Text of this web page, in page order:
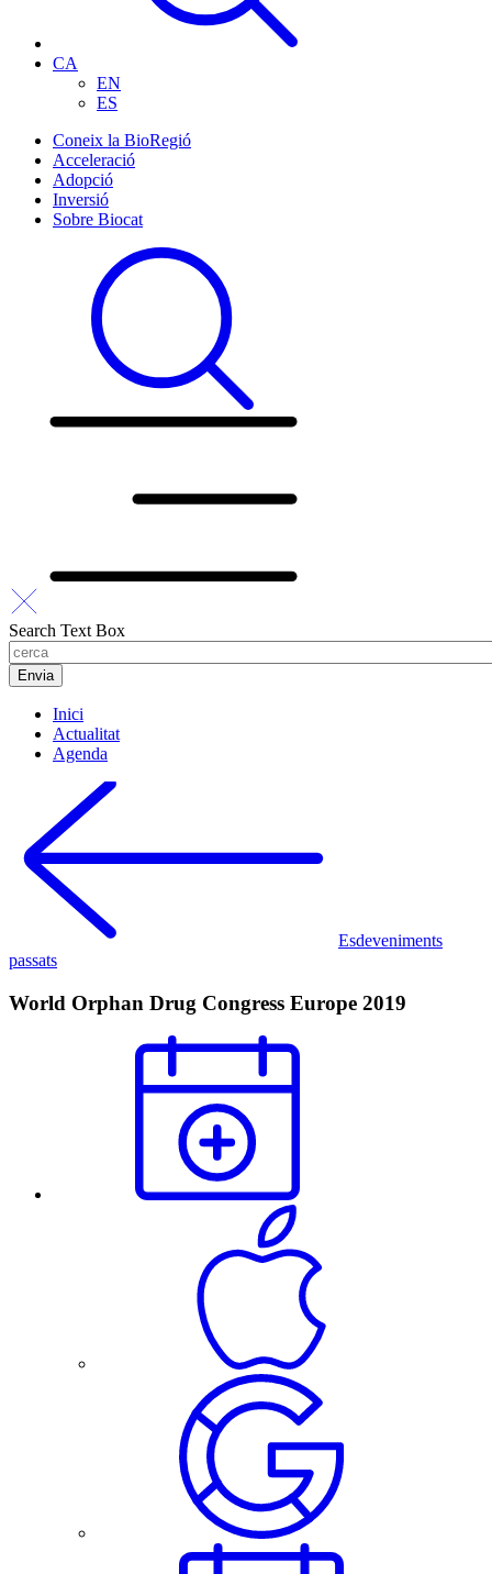
CA
EN
ES
Coneix la BioRegió
Acceleració
Adopció
Inversió
Sobre Biocat
Search Text Box
Inici
Actualitat
Agenda
Esdeveniments
passats
World Orphan Drug Congress Europe 2019